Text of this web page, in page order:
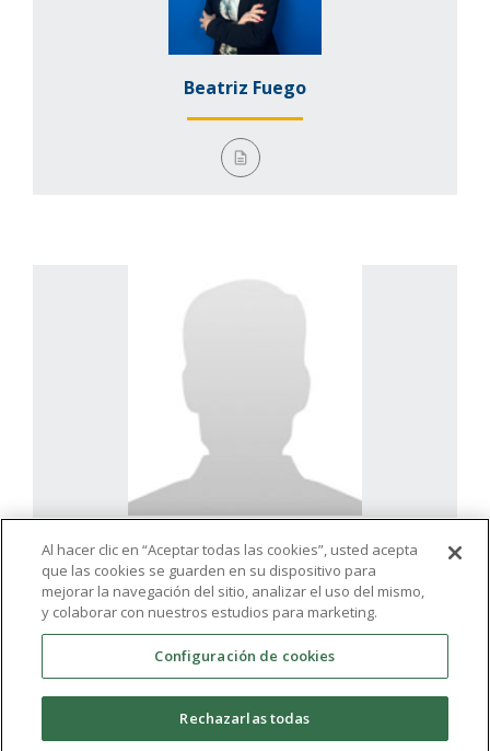
Beatriz Fuego
Al hacer clic en “Aceptar todas las cookies”, usted acepta
que las cookies se guarden en su dispositivo para
mejorar la navegación del sitio, analizar el uso del mismo,
y colaborar con nuestros estudios para marketing.
Configuración de cookies
Rechazarlas todas